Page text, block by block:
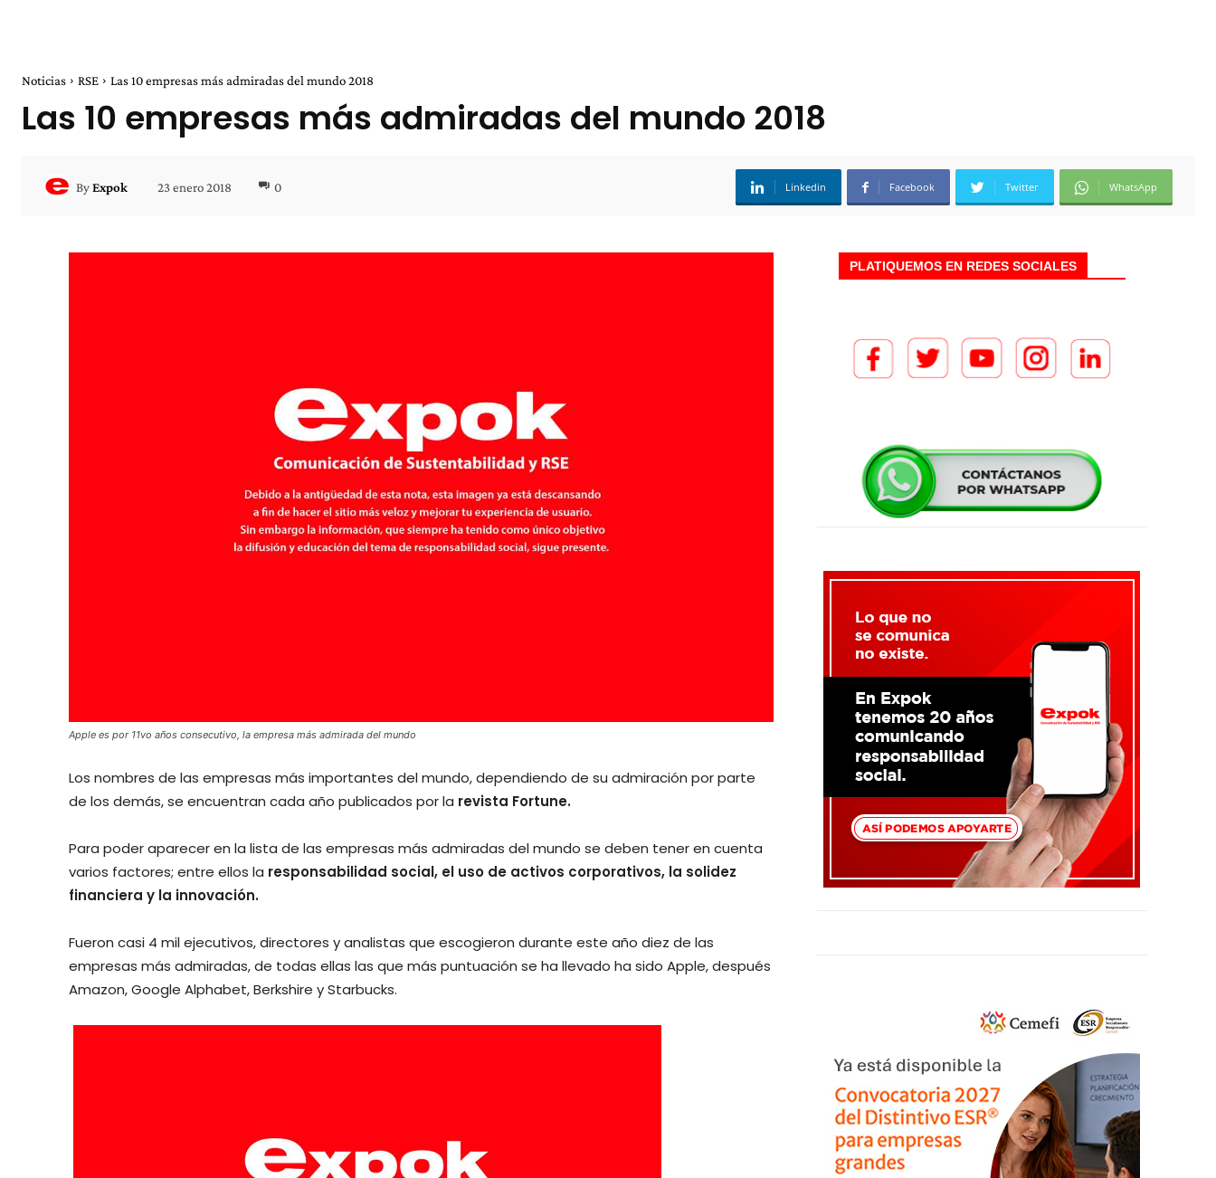
Noticias RSE Las 10 empresas más admiradas del mundo 2018
Las 10 empresas más admiradas del mundo 2018
ByExpok 23 enero 2018 0 Linkedin Facebook Twitter WhatsApp
Apple es por 11vo años consecutivo, la empresa más admirada del mundo
Los nombres de las empresas más importantes del mundo, dependiendo de su admiración por parte
de los demás, se encuentran cada año publicados por la revista Fortune.
Para poder aparecer en la lista de las empresas más admiradas del mundo se deben tener en cuenta
varios factores; entre ellos la responsabilidad social, el uso de activos corporativos, la solidez
financiera y la innovación.
Fueron casi 4 mil ejecutivos, directores y analistas que escogieron durante este año diez de las
empresas más admiradas, de todas ellas las que más puntuación se ha llevado ha sido Apple, después
Amazon, Google Alphabet, Berkshire y Starbucks.
PLATIQUEMOS EN REDES SOCIALES